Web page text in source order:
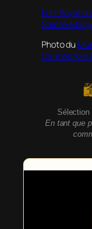
Fort Royal
Sainte-
Photo du
Cannes Axis
Sélection
En tant que